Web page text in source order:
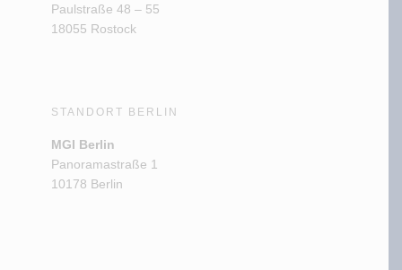
Paulstraße 48 – 55
18055 Rostock
STANDORT BERLIN
MGI Berlin
Panoramastraße 1
10178 Berlin